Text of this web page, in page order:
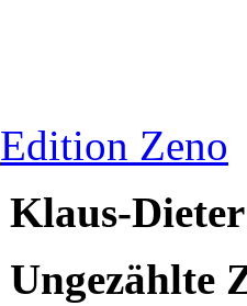
Edition Zeno
Klaus-
Ungezählte